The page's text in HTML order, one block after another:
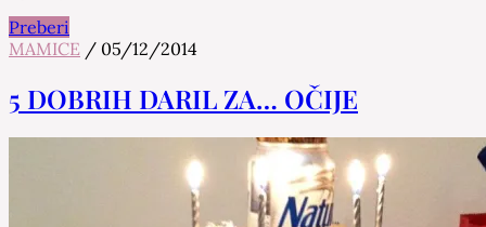
Preberi
MAMICE / 05/12/2014
5 DOBRIH DARIL ZA… OČIJE